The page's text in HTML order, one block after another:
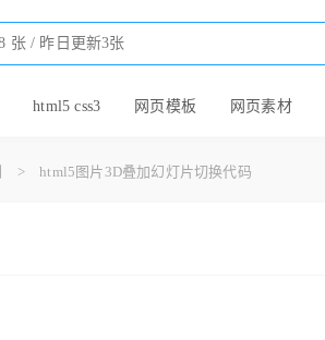
html5 css3 网页模板 网页素材
> html5图片3D叠加幻灯片切换代码